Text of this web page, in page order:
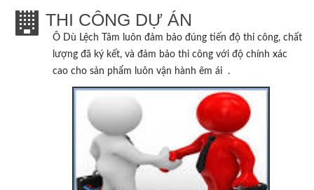
THI CÔNG DỰ ÁN
Ô Dù Lệch Tâm luôn đảm bảo đúng tiến độ thi công, chất
lượng đã ký kết, và đảm bảo thi công với độ chính xác
cao cho sản phẩm luôn vận hành êm ái .